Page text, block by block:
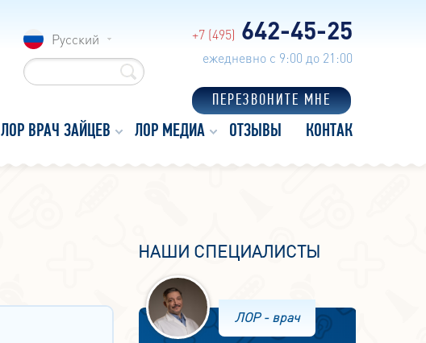
Русский +7 (495) 642-45-25
ежедневно с 9:00 до 21:00
ПЕРЕЗВОНИТЕ МНЕ
ЛОР ВРАЧ ЗАЙЦЕВ ЛОР МЕДИА ОТЗЫВЫ КОНТАКТЫ
НАШИ СПЕЦИАЛИСТЫ
ЛОР - врач